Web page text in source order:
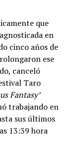
que
en
cinco años de
ese
canceló
Taro
Fantasy’
trabajando en
sus últimos
13:39 hora